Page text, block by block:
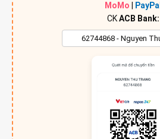
MoMo
PayPal
CKACB Bank: